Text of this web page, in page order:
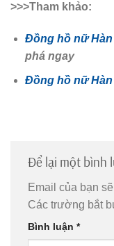
>>>Tham khảo:
Đồng hồ nữ
phá ngay
Đồng hồ nữ
Để lại một bình
Email của bạn
Các trường bắt
Bình luận *